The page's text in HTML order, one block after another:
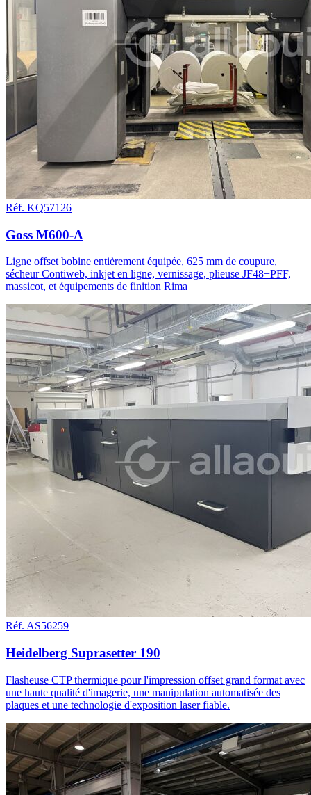
Réf. KQ57126
Goss M600-A
Ligne offset bobine entièrement équipée, 625 mm de coupure,
sécheur Contiweb, inkjet en ligne, vernissage, plieuse JF48+PFF,
massicot, et équipements de finition Rima
Réf. AS56259
Heidelberg Suprasetter 190
Flasheuse CTP thermique pour l'impression offset grand format avec
une haute qualité d'imagerie, une manipulation automatisée des
plaques et une technologie d'exposition laser fiable.